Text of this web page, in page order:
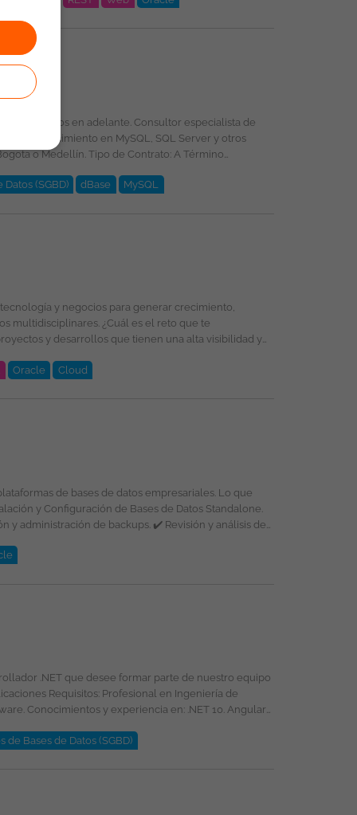
(SGBD) dBase
MySQL
religión, etnia, estado civil o cualquier otra
Oracle
Cloud
de bases de datos empresariales. Lo que
.NET que desee formar parte de nuestro equipo
de Bases de Datos (SGBD)